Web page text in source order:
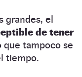
grandes, el
de tener
que tampoco se
tiempo.